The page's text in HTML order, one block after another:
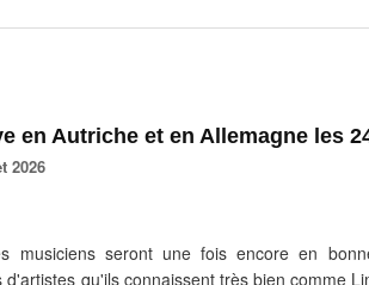
en Autriche et en Allemagne les
2026
musiciens seront une fois encore en
qu'ils connaissent très bien comme